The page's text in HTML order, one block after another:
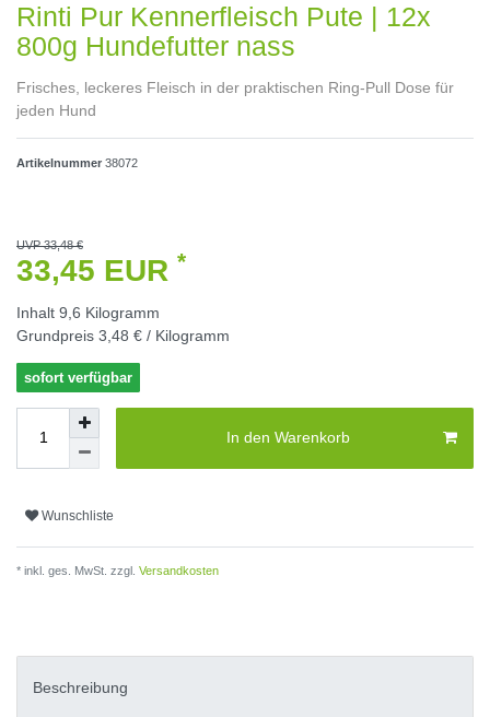
Rinti Pur Kennerfleisch Pute | 12x
800g Hundefutter nass
Frisches, leckeres Fleisch in der praktischen Ring-Pull Dose für
jeden Hund
Artikelnummer 38072
UVP 33,48 €
33,45 EUR *
Inhalt 9,6 Kilogramm
Grundpreis 3,48 € / Kilogramm
sofort verfügbar
In den Warenkorb
Wunschliste
* inkl. ges. MwSt. zzgl. Versandkosten
Beschreibung